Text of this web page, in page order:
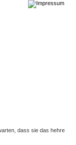
dass sie das hehre